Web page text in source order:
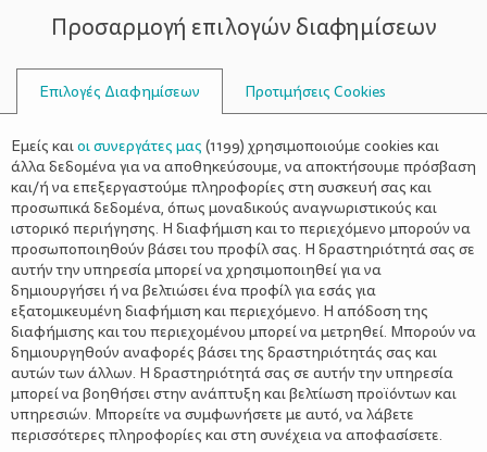
ΣΥΜΒΟΥΛΟΙ
ΆΣΚΗΣΗΣ
Προσαρμογή επιλογών διαφημίσεων
Επιλογές Διαφημίσεων Προτιμήσεις Cookies
Εμείς καιοι συνεργάτες μας (1199) χρησιμοποιούμε cookies και
άλλα δεδομένα για να αποθηκεύσουμε, να αποκτήσουμε πρόσβαση
και/ή να επεξεργαστούμε πληροφορίες στη συσκευή σας και
προσωπικά δεδομένα, όπως μοναδικούς αναγνωριστικούς και
ιστορικό περιήγησης. Η διαφήμιση και το περιεχόμενο μπορούν να
προσωποποιηθούν βάσει του προφίλ σας. Η δραστηριότητά σας σε
αυτήν την υπηρεσία μπορεί να χρησιμοποιηθεί για να
δημιουργήσει ή να βελτιώσει ένα προφίλ για εσάς για
εξατομικευμένη διαφήμιση και περιεχόμενο. Η απόδοση της
διαφήμισης και του περιεχομένου μπορεί να μετρηθεί. Μπορούν να
δημιουργηθούν αναφορές βάσει της δραστηριότητάς σας και
αυτών των άλλων. Η δραστηριότητά σας σε αυτήν την υπηρεσία
μπορεί να βοηθήσει στην ανάπτυξη και βελτίωση προϊόντων και
υπηρεσιών. Μπορείτε να συμφωνήσετε με αυτό, να λάβετε
περισσότερες πληροφορίες και στη συνέχεια να αποφασίσετε.